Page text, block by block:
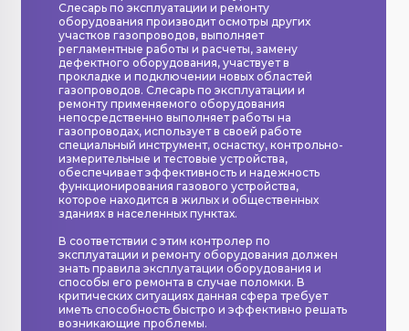
Слесарь по эксплуатации и ремонту
оборудования производит осмотры других
участков газопроводов, выполняет
регламентные работы и расчеты, замену
дефектного оборудования, участвует в
прокладке и подключении новых областей
газопроводов. Слесарь по эксплуатации и
ремонту применяемого оборудования
непосредственно выполняет работы на
газопроводах, использует в своей работе
специальный инструмент, оснастку, контрольно-
измерительные и тестовые устройства,
обеспечивает эффективность и надежность
функционирования газового устройства,
которое находится в жилых и общественных
зданиях в населенных пунктах.
В соответствии с этим контролер по
эксплуатации и ремонту оборудования должен
знать правила эксплуатации оборудования и
способы его ремонта в случае поломки. В
критических ситуациях данная сфера требует
иметь способность быстро и эффективно решать
возникающие проблемы.